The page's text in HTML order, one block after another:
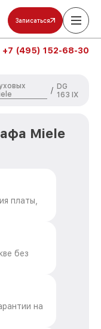
Записаться
+7 (495) 152-68-30
/ DG
163 IX
Miele
платы,
без
на